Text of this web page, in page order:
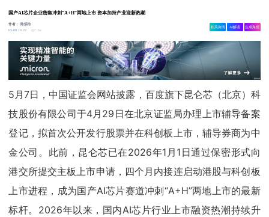
国产AI芯片企业密集冲刺“A+H”两地上市 资本加持产业迎新热潮
作者：
陈炳欣
05-09 16:22
7.3w
相关舆情 AI解读 生成海报
5月7日，中国证监会网站披露，百度旗下昆仑芯（北京）科
技股份有限公司于4月29日在北京证监局办理上市辅导备案
登记，拟首次公开发行股票并在科创板上市，辅导券商为中
金公司。此前，昆仑芯已在2026年1月1日通过保密形式向
港交所提交主板上市申请，四个月内接连启动港股与科创板
上市进程，成为国产AI芯片赛道冲刺“A+H”两地上市的最新
标杆。2026年以来，国内AI芯片行业上市融资热潮持续升